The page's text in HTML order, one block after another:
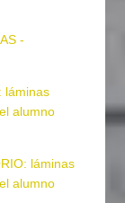
-
láminas
alumno
láminas
alumno